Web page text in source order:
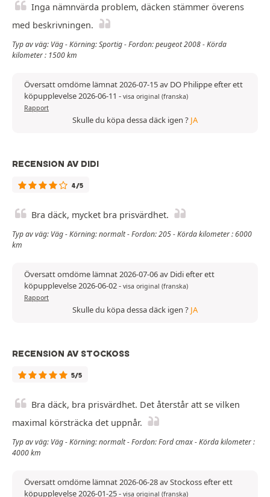
Inga nämnvärda problem, däcken stämmer överens
med beskrivningen.
Typ av väg: Väg - Körning: Sportig - Fordon: peugeot 2008 - Körda
kilometer : 1500 km
Översatt omdöme lämnat 2026-07-15 av DO Philippe efter ett
köpupplevelse 2026-06-11 - visa original (franska)
Rapport
Skulle du köpa dessa däck igen ? JA
RECENSION AV DIDI
4/5
Bra däck, mycket bra prisvärdhet.
Typ av väg: Väg - Körning: normalt - Fordon: 205 - Körda kilometer : 6000
km
Översatt omdöme lämnat 2026-07-06 av Didi efter ett
köpupplevelse 2026-06-02- visa original (franska)
Rapport
Skulle du köpa dessa däck igen ? JA
RECENSION AV STOCKOSS
5/5
Bra däck, bra prisvärdhet. Det återstår att se vilken
maximal körsträcka det uppnår.
Typ av väg: Väg - Körning: normalt - Fordon: Ford cmax - Körda kilometer :
4000 km
Översatt omdöme lämnat 2026-06-28 av Stockoss efter ett
köpupplevelse 2026-01-25- visa original (franska)